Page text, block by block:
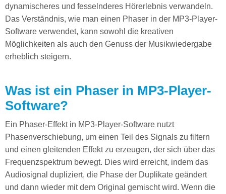
dynamischeres und fesselnderes Hörerlebnis verwandeln.
Das Verständnis, wie man einen Phaser in der MP3-Player-
Software verwendet, kann sowohl die kreativen
Möglichkeiten als auch den Genuss der Musikwiedergabe
erheblich steigern.
Was ist ein Phaser in MP3-Player-
Software?
Ein Phaser-Effekt in MP3-Player-Software nutzt
Phasenverschiebung, um einen Teil des Signals zu filtern
und einen gleitenden Effekt zu erzeugen, der sich über das
Frequenzspektrum bewegt. Dies wird erreicht, indem das
Audiosignal dupliziert, die Phase der Duplikate geändert
und dann wieder mit dem Original gemischt wird. Wenn die